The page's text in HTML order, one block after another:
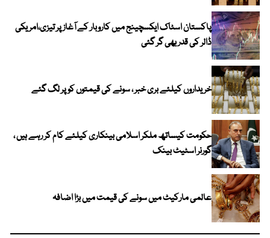
پاکستان اسٹاک ایکسچینج میں کاروبار کے آغاز پر تیزی،امریکی
ڈالر کی قدر بھی گر گئی
خریداروں کیلئے بری خبر ، سونے کی قیمتوں کو پر لگ گئے
حکومت کیساتھ ملکر اسلامی بینکاری کیلئے کام کر رہے ہیں ،
گورنر اسٹیٹ بینک
عالمی مارکیٹ میں سونے کی قیمت میں بڑا اضافہ